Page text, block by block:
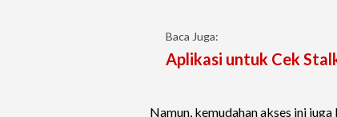
Baca Juga:
Aplikasi untuk Cek
Namun, kemudahan akses ini